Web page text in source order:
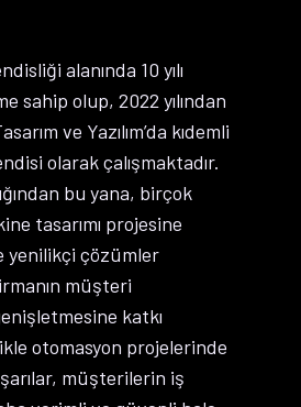
alanında 10 yılı
sahip olup, 2022 yılından
ve Yazılım’da kıdemli
olarak çalışmaktadır.
bu yana, birçok
tasarımı projesine
yenilikçi çözümler
müşteri
katkı
otomasyon projelerinde
müşterilerin iş